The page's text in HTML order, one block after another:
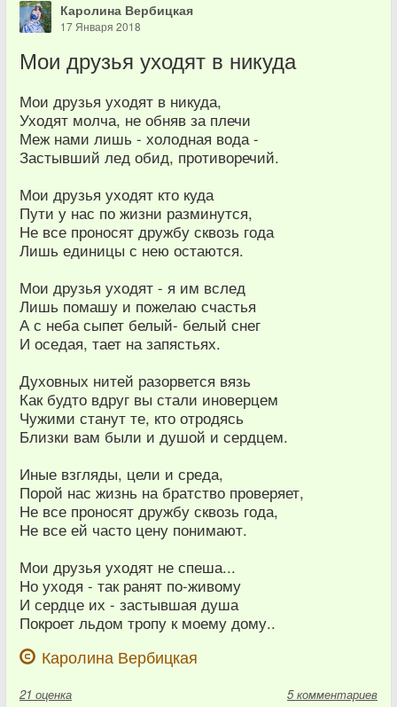
Каролина Вербицкая
17 Января 2018
Мои друзья уходят в никуда
Мои друзья уходят в никуда,
Уходят молча, не обняв за плечи
Меж нами лишь - холодная вода -
Застывший лед обид, противоречий.
Мои друзья уходят кто куда
Пути у нас по жизни разминутся,
Не все проносят дружбу сквозь года
Лишь единицы с нею остаются.
Мои друзья уходят - я им вслед
Лишь помашу и пожелаю счастья
А с неба сыпет белый- белый снег
И оседая, тает на запястьях.
Духовных нитей разорвется вязь
Как будто вдруг вы стали иноверцем
Чужими станут те, кто отродясь
Близки вам были и душой и сердцем.
Иные взгляды, цели и среда,
Порой нас жизнь на братство проверяет,
Не все проносят дружбу сквозь года,
Не все ей часто цену понимают.
Мои друзья уходят не спеша...
Но уходя - так ранят по-живому
И сердце их - застывшая душа
Покроет льдом тропу к моему дому..
Каролина Вербицкая
21 оценка 5 комментариев